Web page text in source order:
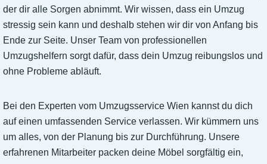
der dir alle Sorgen abnimmt. Wir wissen, dass ein Umzug
stressig sein kann und deshalb stehen wir dir von Anfang bis
Ende zur Seite. Unser Team von professionellen
Umzugshelfern sorgt dafür, dass dein Umzug reibungslos und
ohne Probleme abläuft.
Bei den Experten vom Umzugsservice Wien kannst du dich
auf einen umfassenden Service verlassen. Wir kümmern uns
um alles, von der Planung bis zur Durchführung. Unsere
erfahrenen Mitarbeiter packen deine Möbel sorgfältig ein,